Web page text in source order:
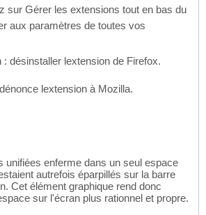
sur Gérer les extensions tout en bas du
aux paramètres de toutes vos
: désinstaller lextension de Firefox.
lextension à Mozilla.
unifiées enferme dans un seul espace
autrefois éparpillés sur la barre
Cet élément graphique rend donc
sur l'écran plus rationnel et propre.